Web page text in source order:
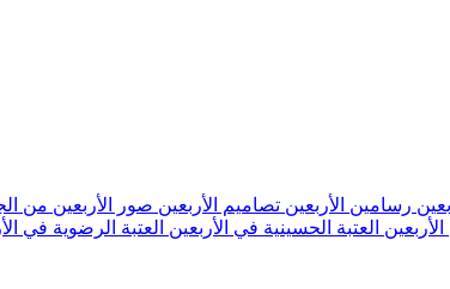
رسامين الأربعين تصاميم الأربعين صور الأربعين من
العتبة الحسينية في الأربعين العتبة الرضوية في